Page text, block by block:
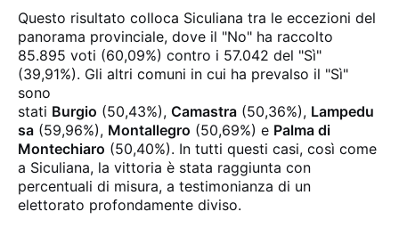
Questo risultato colloca Siculiana tra le eccezioni del
panorama provinciale, dove il "No" ha raccolto
85.895 voti (60,09%) contro i 57.042 del "Sì"
(39,91%). Gli altri comuni in cui ha prevalso il "Sì"
sono
stati Burgio (50,43%), Camastra (50,36%), Lampedu
sa (59,96%), Montallegro (50,69%) e Palma di
Montechiaro (50,40%). In tutti questi casi, così come
a Siculiana, la vittoria è stata raggiunta con
percentuali di misura, a testimonianza di un
elettorato profondamente diviso.